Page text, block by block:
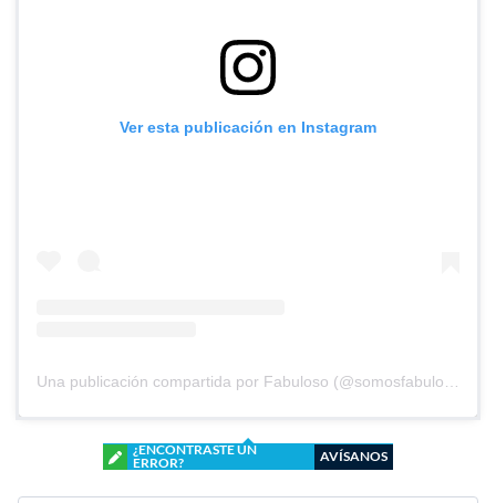
Ver esta publicación en Instagram
¿ENCONTRASTE UN
ERROR?
AVÍSANOS